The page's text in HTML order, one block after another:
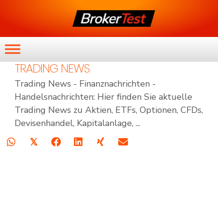
TRADING NEWS
Trading News - Finanznachrichten -
Handelsnachrichten: Hier finden Sie aktuelle
Trading News zu Aktien, ETFs, Optionen, CFDs,
Devisenhandel, Kapitalanlage, ...
𝕏